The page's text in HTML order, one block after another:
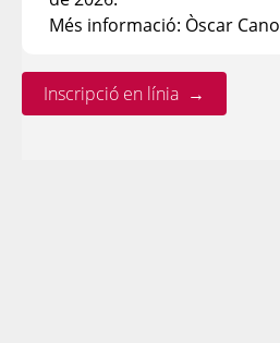
Més informació: Òscar Cano
Inscripció en línia →